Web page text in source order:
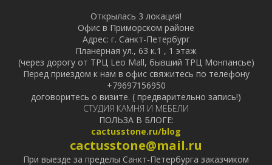
Открылась 3 локация!
Офис в Приморском районе
Адрес: г. Санкт-Петербург
Планерная ул., 63 к.1 , 1 этаж
(через дорогу от ТРЦ Leo Mall, бывший ТРЦ Монпансье)
Перед приездом к нам в офис свяжитесь по телефону
+79697156950
договоритесь о визите. ( предварительно запись!)
СТУДИЯ КАМНЯ И МЕБЕЛИ
ПОЛЬЗА В БЛОГЕ:
cactusstone.ru/blog
cactusstone@mail.ru
При выезде за пределы Санкт-Петербурга заказчиком